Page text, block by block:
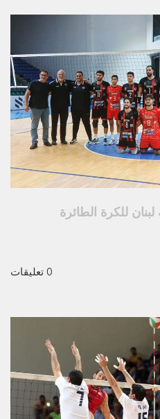
للكرة الطائرة
0 تعليقات